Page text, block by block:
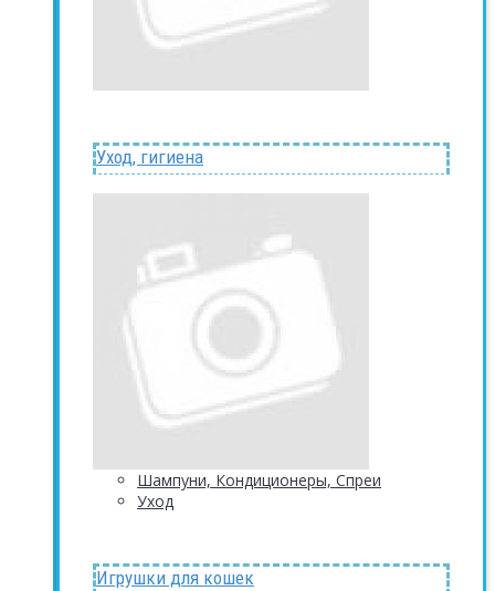
Уход, гигиена
Шампуни, Кондиционеры, Спреи
Уход
Игрушки для кошек